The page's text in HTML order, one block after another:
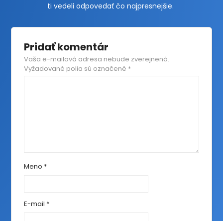
ti vedeli odpovedať čo najpresnejšie.
Pridať komentár
Vaša e-mailová adresa nebude zverejnená.
Vyžadované polia sú označené *
Meno *
E-mail *